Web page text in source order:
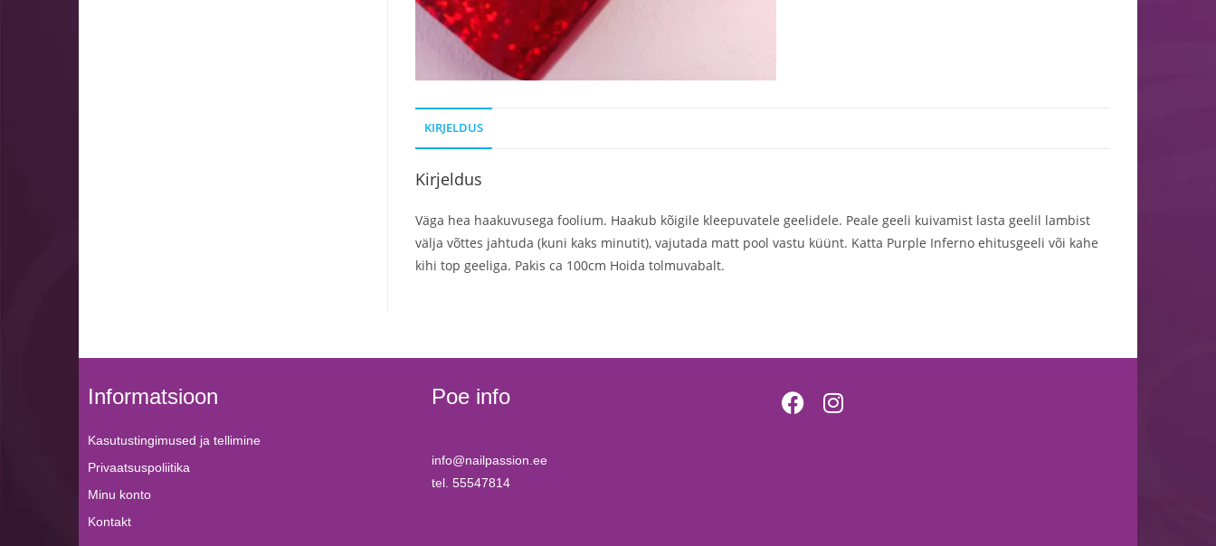
KIRJELDUS
Kirjeldus
Väga hea haakuvusega foolium. Haakub kõigile kleepuvatele geelidele. Peale geeli kuivamist lasta geelil lambist
välja võttes jahtuda (kuni kaks minutit), vajutada matt pool vastu küünt. Katta Purple Inferno ehitusgeeli või kahe
kihi top geeliga. Pakis ca 100cm Hoida tolmuvabalt.
Informatsioon
Kasutustingimused ja tellimine
Privaatsuspoliitika
Minu konto
Kontakt
Poe info
info@nailpassion.ee
tel. 55547814